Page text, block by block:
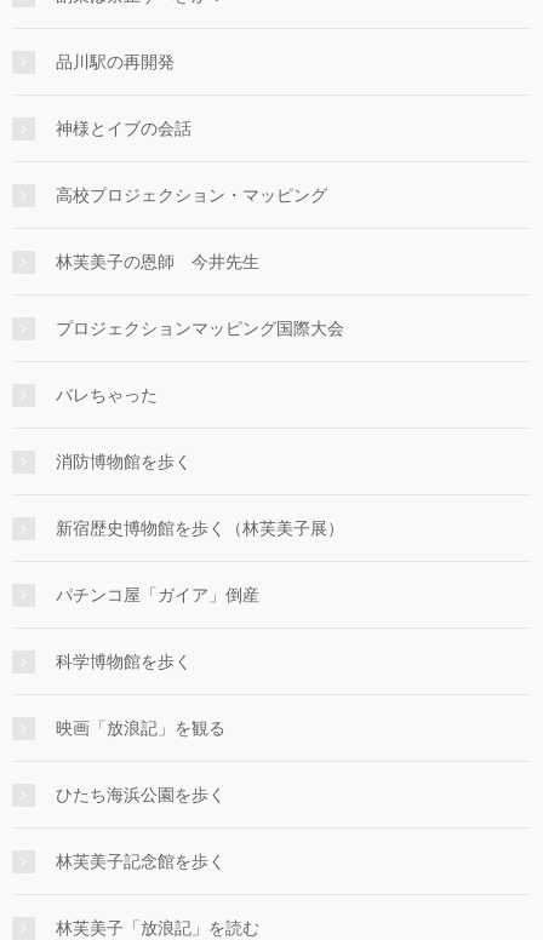
品川駅の再開発
神様とイブの会話
高校プロジェクション・マッピング
林芙美子の恩師 今井先生
プロジェクションマッピング国際大会
バレちゃった
消防博物館を歩く
新宿歴史博物館を歩く（林芙美子展）
パチンコ屋「ガイア」倒産
科学博物館を歩く
映画「放浪記」を観る
ひたち海浜公園を歩く
林芙美子記念館を歩く
林芙美子「放浪記」を読む